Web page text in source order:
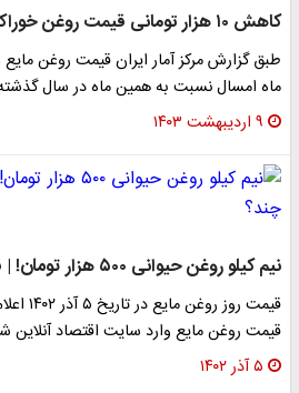
کاهش ۱۰ هزار تومانی قیمت روغن خوراکی
طبق گزارش مرکز آمار ایران قیمت روغن
ماه امسال نسبت به همین ماه در سال گذشته ۱۰
۹ اردیبهشت ۱۴۰۳
نیم کیلو روغن حیوانی ۵۰۰ هزار تومان! | قیمت روغن در بازار چند؟
قیمت
قیمت روغن مایع وارد سایت اقتصاد آنلاین
۵ آذر ۱۴۰۲